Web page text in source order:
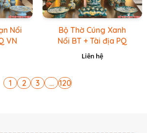
Nổi
VN
Bộ Thờ Cúng Xanh
Nổi BT + Tài địa PQ
VN Xanh Lục
Liên hệ
1 2 3 ... 120